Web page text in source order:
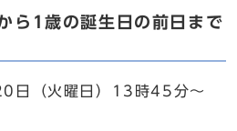
ら1歳の誕生日の前日まで
日（火曜日）13時45分～